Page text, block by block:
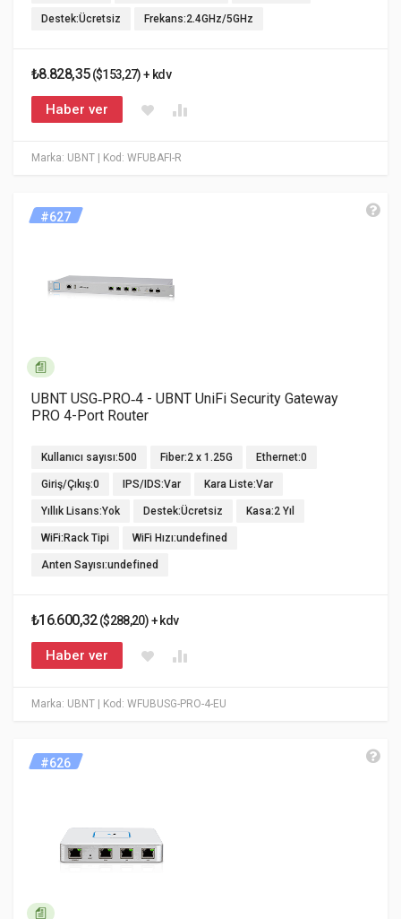
Marka: UBNT | Kod: WFUBAFI-R
Destek:Ücretsiz Frekans:2.4GHz/5GHz
₺8.828,35($153,27) + kdv
Haber ver
Marka: UBNT | Kod: WFUBUSG-PRO-4-EU
#627
UBNT USG‑PRO‑4 - UBNT UniFi Security Gateway
PRO 4-Port Router
Kullanıcı sayısı:500 Fiber:2 x 1.25G Ethernet:0
Giriş/Çıkış:0 IPS/IDS:Var Kara Liste:Var
Yıllık Lisans:Yok Destek:Ücretsiz Kasa:2 Yıl
WiFi:Rack Tipi WiFi Hızı:undefined
Anten Sayısı:undefined
₺16.600,32($288,20) + kdv
Haber ver
#626